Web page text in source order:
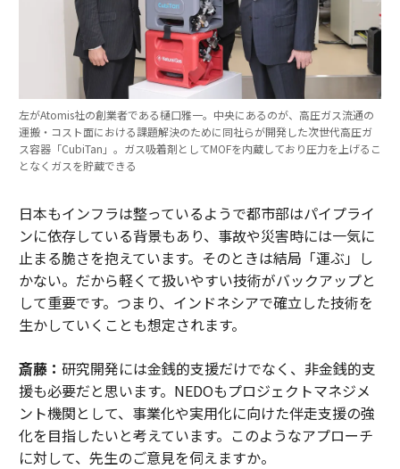
左がAtomis社の創業者である樋口雅一。中央にあるのが、高圧ガス流通の
運搬・コスト面における課題解決のために同社らが開発した次世代高圧ガ
ス容器「CubiTan」。ガス吸着剤としてMOFを内蔵しており圧力を上げるこ
となくガスを貯蔵できる
日本もインフラは整っているようで都市部はパイプライ
ンに依存している背景もあり、事故や災害時には一気に
止まる脆さを抱えています。そのときは結局「運ぶ」し
かない。だから軽くて扱いやすい技術がバックアップと
して重要です。つまり、インドネシアで確立した技術を
生かしていくことも想定されます。
斎藤： 研究開発には金銭的支援だけでなく、非金銭的支
援も必要だと思います。NEDOもプロジェクトマネジメ
ント機関として、事業化や実用化に向けた伴走支援の強
化を目指したいと考えています。このようなアプローチ
に対して、先生のご意見を伺えますか。